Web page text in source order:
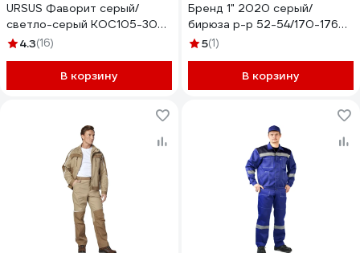
URSUS Фаворит серый/
светло-серый КОС105-308;
56-58, 170-176
4.3(16)
В корзину
Бренд 1" 2020 серый/
бирюза р-р 52-54/170-176
32176
5(1)
В корзину